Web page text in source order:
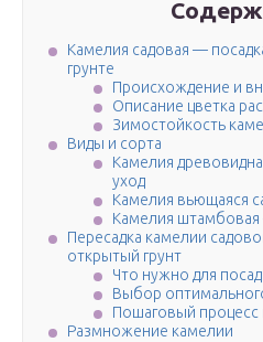
Камелия садовая —
грунте
Происхождение и
Описание цветка
Зимостойкость
Виды и сорта
Камелия
уход
Камелия вьющаяся
Камелия штамбовая
Пересадка камелии
открытый грунт
Что нужно для
Выбор
Пошаговый процесс
Размножение камелии